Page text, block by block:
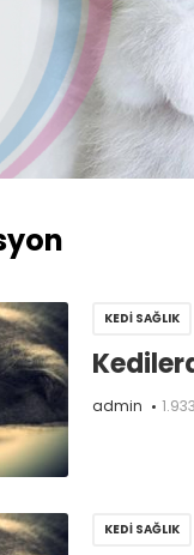
KEDI SAĞLIK
admin
KEDI SAĞLIK